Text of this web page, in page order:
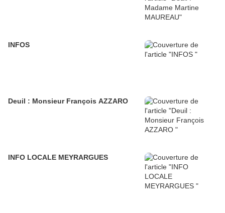
INFOS
Deuil : Monsieur François AZZARO
INFO LOCALE MEYRARGUES